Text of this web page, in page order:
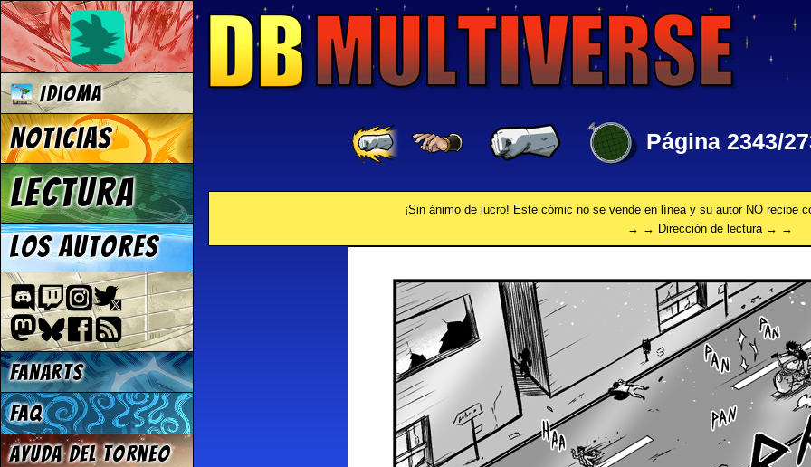
Página 2343/
¡Sin ánimo de lucro! Este cómic no se vende en línea y su autor NO recibe
→ → Dirección de lectura → →
Idioma
Noticias
Lectura
Los autores
Fanarts
FAQ
Ayuda del torneo